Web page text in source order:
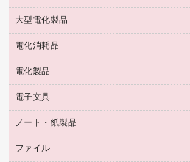
園芸用品
ペット用品
お茶備品
消臭・芳香剤
殺虫剤
飲食用消耗品
飲食雑貨用品
ハンドソープ・石鹸
トイレ用品
トイレ用洗剤
大型シュレッダー（共配）
レーザーポインター
ラミネートフィルム
ラミネータ
タイムレコーダー
シュレッダ
ＯＨＰ用品
大型電化製品
冷蔵庫・キッチン・調理家電
テレビ・ＡＶ機器
電化消耗品
電球・蛍光灯
乾電池・充電池
フィルム・カメラ用品
デスクライト
アルバム
電化製品
掃除機・クリーナー
空調・季節家電
その他電化製品
キッチン・調理家電
電子文具
電卓
ノート・紙製品
封筒
ファイル